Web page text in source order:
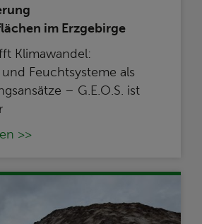
im Erzgebirge
Klimawandel:
Feuchtsysteme als
– G.E.O.S. ist
>>